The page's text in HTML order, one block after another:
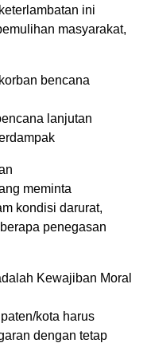
ini
masyarakat,
bencana
lanjutan
meminta
kondisi darurat,
penegasan
Kewajiban Moral
kota harus
dengan tetap